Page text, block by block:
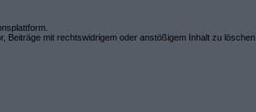
Beiträge mit rechtswidrigem oder anstößigem Inhalt zu löschen.